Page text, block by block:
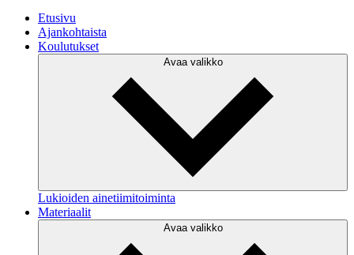
Etusivu
Ajankohtaista
Koulutukset
Avaa valikko
Lukioiden ainetiimitoiminta
Materiaalit
Avaa valikko